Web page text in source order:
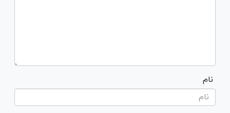
نام